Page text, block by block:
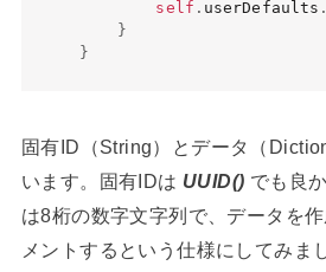
self . userDefaults .
}
}
固有ID（String）とデータ（
います。固有IDは UUID() でも良
は8桁の数字文字列で、データを
メントするという仕様にしてみま